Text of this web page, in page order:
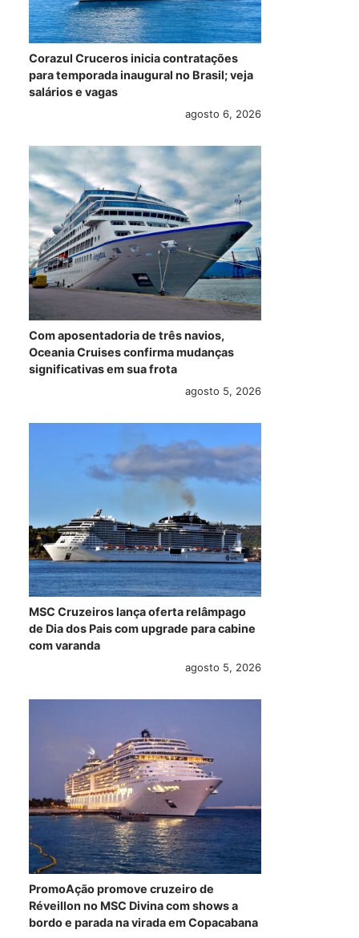
Corazul Cruceros inicia contratações
para temporada inaugural no Brasil; veja
salários e vagas
agosto 6, 2026
Com aposentadoria de três navios,
Oceania Cruises confirma mudanças
significativas em sua frota
agosto 5, 2026
MSC Cruzeiros lança oferta relâmpago
de Dia dos Pais com upgrade para cabine
com varanda
agosto 5, 2026
PromoAção promove cruzeiro de
Réveillon no MSC Divina com shows a
bordo e parada na virada em Copacabana